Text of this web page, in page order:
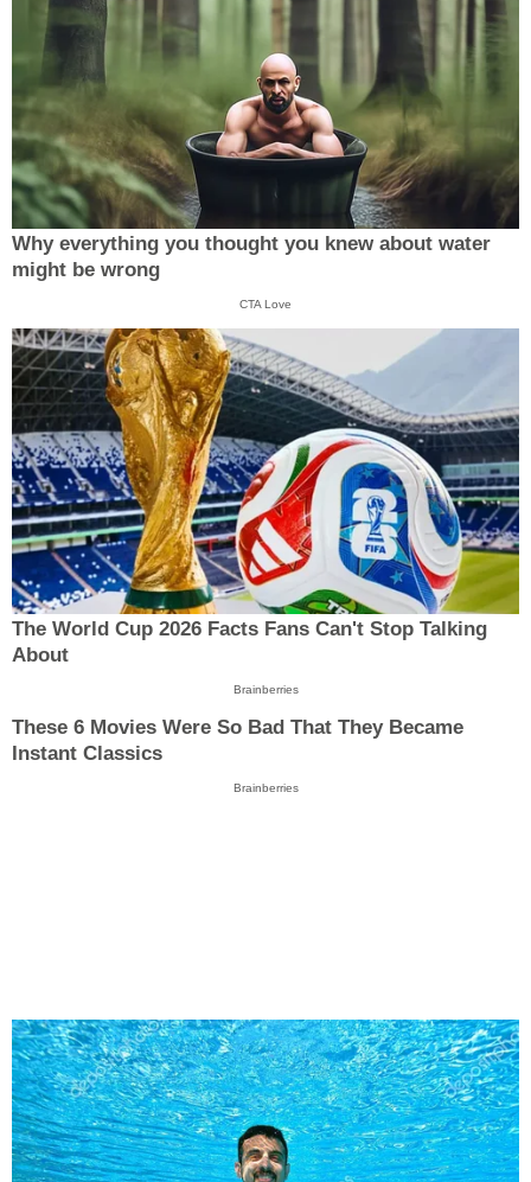
Why everything you thought you knew about water
might be wrong
CTA Love
The World Cup 2026 Facts Fans Can't Stop Talking
About
Brainberries
These 6 Movies Were So Bad That They Became
Instant Classics
Brainberries